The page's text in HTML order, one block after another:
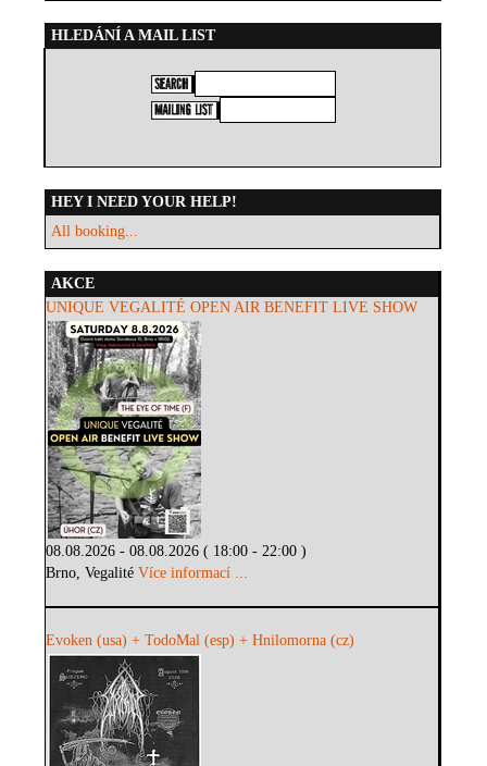
HLEDÁNÍ A MAIL LIST
HEY I NEED YOUR HELP!
All booking...
AKCE
UNIQUE VEGALITÉ OPEN AIR BENEFIT LIVE SHOW
08.08.2026 - 08.08.2026 ( 18:00 - 22:00 )
Brno, VegalitéVíce informací ...
Evoken (usa) + TodoMal (esp) + Hnilomorna (cz)